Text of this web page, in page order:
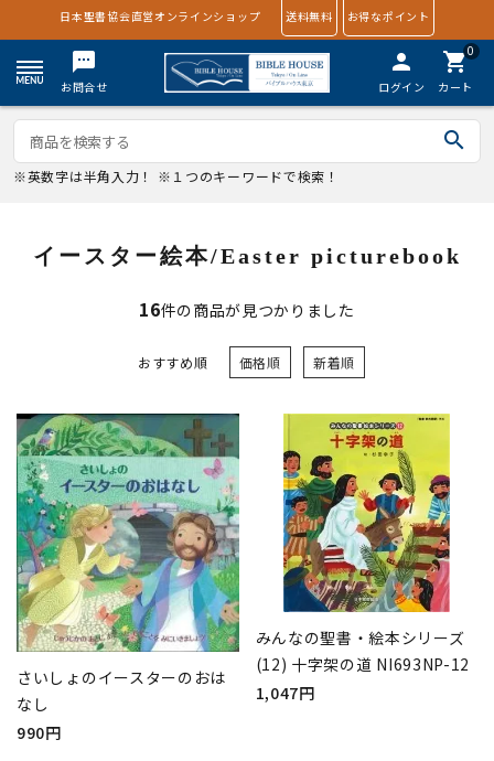
日本聖書協会直営オンラインショップ 送料無料 お得なポイント
textsms
お問合せ
person
ログイン
0
shopping_cart
カート
search
※英数字は半角入力！ ※１つのキーワードで検索！
イースター絵本/Easter picturebook
16件の商品が見つかりました
おすすめ順 価格順 新着順
さいしょのイースターのおは
なし
990円
みんなの聖書・絵本シリーズ
(12) 十字架の道 NI693NP-12
1,047円